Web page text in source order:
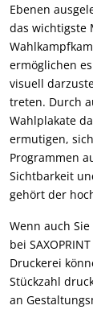
Ebenen
das wichtigste
ermöglichen
visuell
treten. Durch
Wahlplakate
ermutigen,
Programmen
Sichtbarkeit
gehört der
Wenn auch
bei
Druckerei
Stückzahl
an